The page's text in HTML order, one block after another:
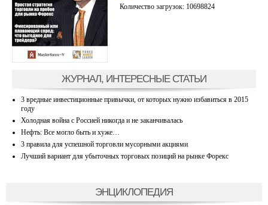
Количество загрузок: 10698824
ЖУРНАЛ, ИНТЕРЕСНЫЕ СТАТЬИ
3 вредные инвестиционные привычки, от которых нужно избавиться в 2015
году
Холодная война с Россией никогда и не заканчивалась
Нефть: Все могло быть и хуже…
3 правила для успешной торговли мусорными акциями
Лучший вариант для убыточных торговых позиций на рынке Форекс
ЭНЦИКЛОПЕДИЯ